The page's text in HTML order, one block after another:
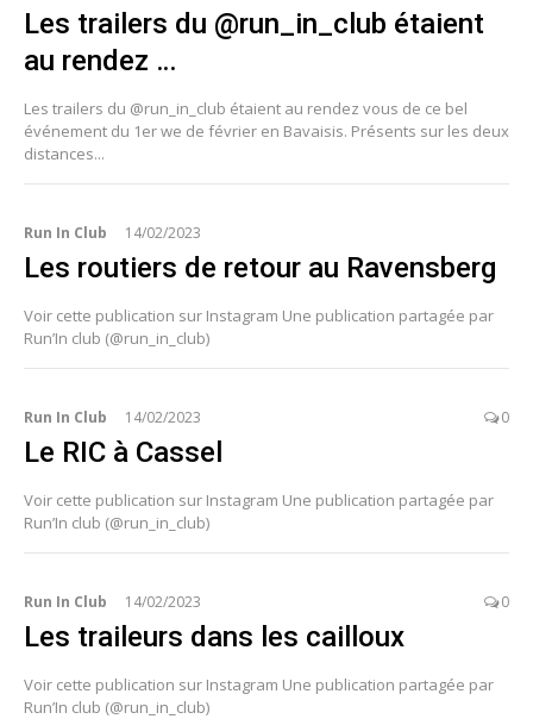
Les trailers du @run_in_club étaient
au rendez …
Les trailers du @run_in_club étaient au rendez vous de ce bel
événement du 1er we de février en Bavaisis. Présents sur les deux
distances...
Run In Club 14/02/2023
Les routiers de retour au Ravensberg
Voir cette publication sur Instagram Une publication partagée par
Run’In club (@run_in_club)
Run In Club 14/02/2023 0
Le RIC à Cassel
Voir cette publication sur Instagram Une publication partagée par
Run’In club (@run_in_club)
Run In Club 14/02/2023 0
Les traileurs dans les cailloux
Voir cette publication sur Instagram Une publication partagée par
Run’In club (@run_in_club)